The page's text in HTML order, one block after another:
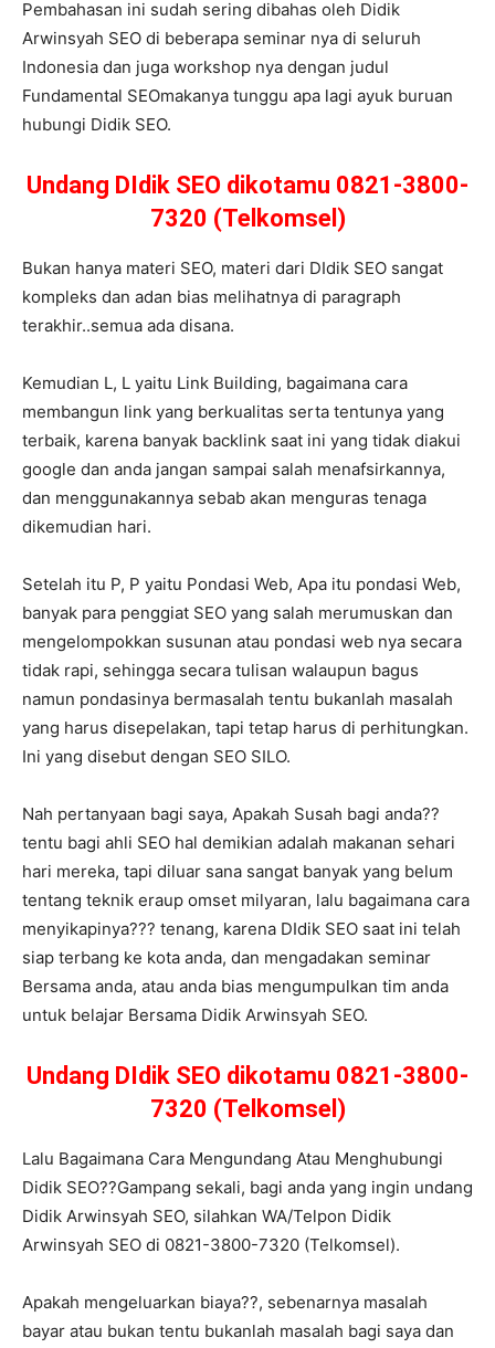
Pembahasan ini sudah sering dibahas oleh Didik
Arwinsyah SEO di beberapa seminar nya di seluruh
Indonesia dan juga workshop nya dengan judul
Fundamental SEOmakanya tunggu apa lagi ayuk buruan
hubungi Didik SEO.
Undang DIdik SEO dikotamu 0821-3800-
7320 (Telkomsel)
Bukan hanya materi SEO, materi dari DIdik SEO sangat
kompleks dan adan bias melihatnya di paragraph
terakhir..semua ada disana.
Kemudian L, L yaitu Link Building, bagaimana cara
membangun link yang berkualitas serta tentunya yang
terbaik, karena banyak backlink saat ini yang tidak diakui
google dan anda jangan sampai salah menafsirkannya,
dan menggunakannya sebab akan menguras tenaga
dikemudian hari.
Setelah itu P, P yaitu Pondasi Web, Apa itu pondasi Web,
banyak para penggiat SEO yang salah merumuskan dan
mengelompokkan susunan atau pondasi web nya secara
tidak rapi, sehingga secara tulisan walaupun bagus
namun pondasinya bermasalah tentu bukanlah masalah
yang harus disepelakan, tapi tetap harus di perhitungkan.
Ini yang disebut dengan SEO SILO.
Nah pertanyaan bagi saya, Apakah Susah bagi anda??
tentu bagi ahli SEO hal demikian adalah makanan sehari
hari mereka, tapi diluar sana sangat banyak yang belum
tentang teknik eraup omset milyaran, lalu bagaimana cara
menyikapinya??? tenang, karena DIdik SEO saat ini telah
siap terbang ke kota anda, dan mengadakan seminar
Bersama anda, atau anda bias mengumpulkan tim anda
untuk belajar Bersama Didik Arwinsyah SEO.
Undang DIdik SEO dikotamu 0821-3800-
7320 (Telkomsel)
Lalu Bagaimana Cara Mengundang Atau Menghubungi
Didik SEO??Gampang sekali, bagi anda yang ingin undang
Didik Arwinsyah SEO, silahkan WA/Telpon Didik
Arwinsyah SEO di 0821-3800-7320 (Telkomsel).
Apakah mengeluarkan biaya??, sebenarnya masalah
bayar atau bukan tentu bukanlah masalah bagi saya dan